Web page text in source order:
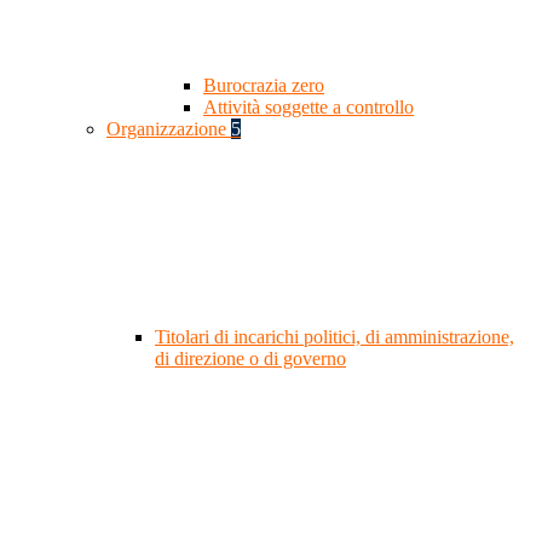
Burocrazia zero
Attività soggette a controllo
Organizzazione 5
Titolari di incarichi politici, di amministrazione,
di direzione o di governo